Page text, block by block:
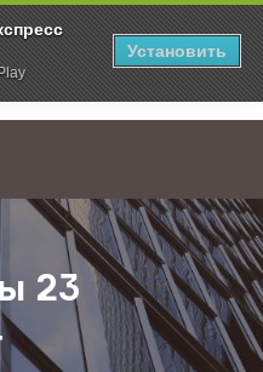
Установить
График работы 23 февраля 2024
23